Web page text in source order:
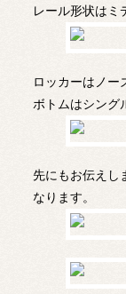
レール形状はミ
ロッカーはノー
ボトムはシング
先にもお伝えし
なります。